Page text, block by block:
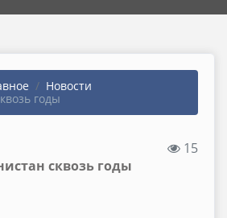
Новости
годы
15
сквозь годы